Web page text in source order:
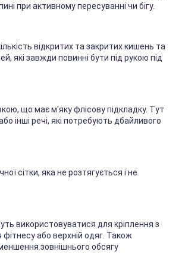
при активному пересуванні чи бігу.
відкритих та закритих кишень та
які завжди повинні бути під рукою під
що має м'яку флісову підкладку. Тут
інші речі, які потребують дбайливого
сітки, яка не розтягується і не
використовуватися для кріплення з
або верхній одяг. Також
зовнішнього обсягу